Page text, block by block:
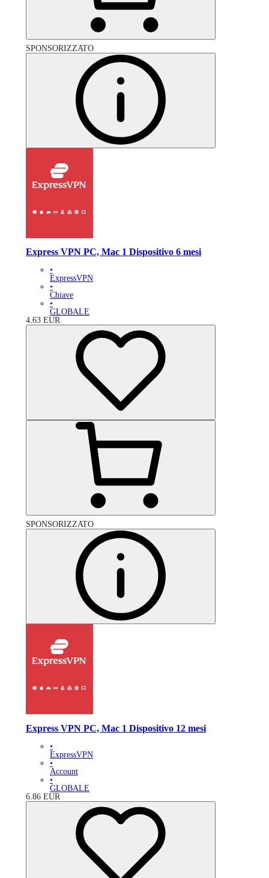
SPONSORIZZATO
Express VPN PC, Mac 1 Dispositivo 6 mesi
•
ExpressVPN
•
Chiave
•
GLOBALE
4.63 EUR
SPONSORIZZATO
Express VPN PC, Mac 1 Dispositivo 12 mesi
•
ExpressVPN
•
Account
•
GLOBALE
6.86 EUR